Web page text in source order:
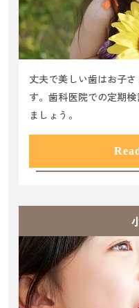
丈夫で美しい歯はお子
す。歯科医院での定期
ましょう。